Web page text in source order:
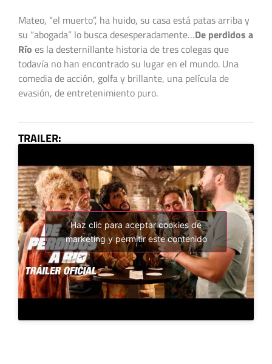
Mateo, “el muerto”, ha huido, su casa está patas arriba y
su “abogada” lo busca desesperadamente…De perdidos a
Río es la desternillante historia de tres colegas que
todavía no han encontrado su lugar en el mundo. Una
comedia de acción, golfa y brillante, una película de
evasión, de entretenimiento puro.
TRAILER:
Haz clic para aceptar cookies de
marketing y permitir este contenido